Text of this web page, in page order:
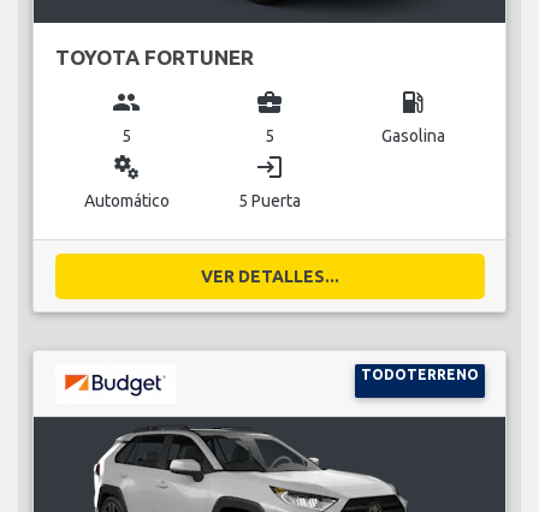
TOYOTA FORTUNER
group
5
business_center
5
local_gas_station
Gasolina
miscellaneous_services
Automático
login
5 Puerta
VER DETALLES...
TODOTERRENO